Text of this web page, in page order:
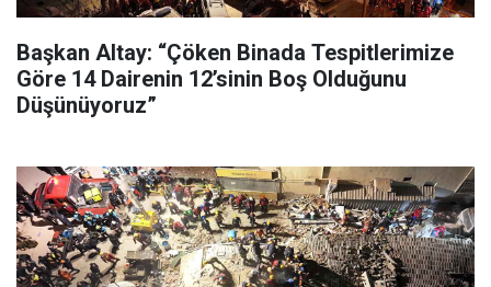
Başkan Altay: “Çöken Binada Tespitlerimize
Göre 14 Dairenin 12’sinin Boş Olduğunu
Düşünüyoruz”